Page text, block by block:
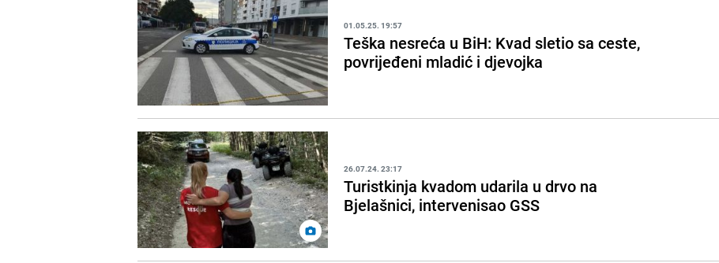
01.05.25. 19:57
Teška nesreća u BiH: Kvad sletio sa ceste,
povrijeđeni mladić i djevojka
26.07.24. 23:17
Turistkinja kvadom udarila u drvo na
Bjelašnici, intervenisao GSS